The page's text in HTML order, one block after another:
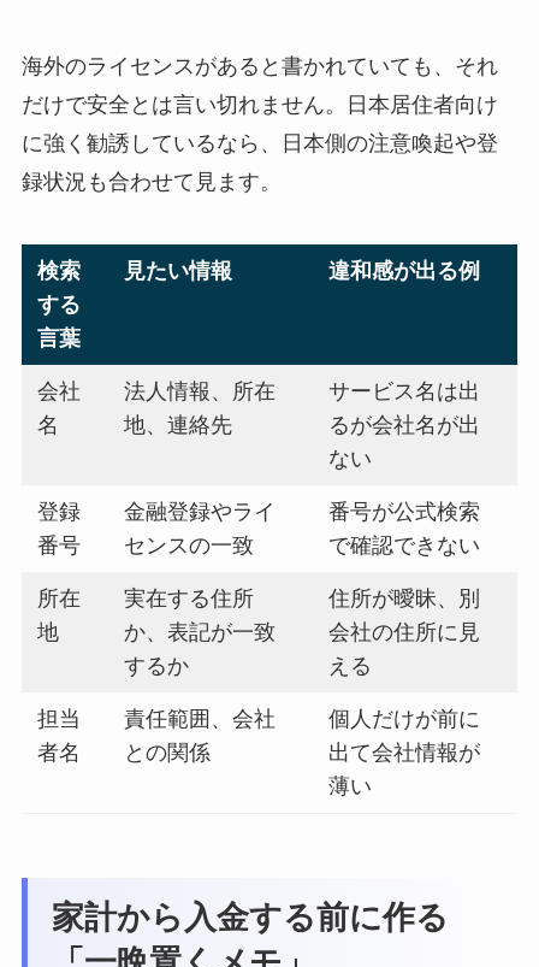
海外のライセンスがあると書かれていても、それ
だけで安全とは言い切れません。日本居住者向け
に強く勧誘しているなら、日本側の注意喚起や登
録状況も合わせて見ます。
検索
する
言葉
見たい情報 違和感が出る例
会社
名
法人情報、所在
地、連絡先
サービス名は出
るが会社名が出
ない
登録
番号
金融登録やライ
センスの一致
番号が公式検索
で確認できない
所在
地
実在する住所
か、表記が一致
するか
住所が曖昧、別
会社の住所に見
える
担当
者名
責任範囲、会社
との関係
個人だけが前に
出て会社情報が
薄い
家計から入金する前に作る